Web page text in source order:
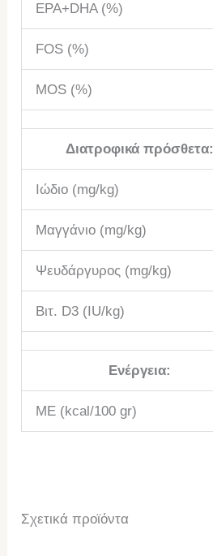
EPA+DHA (%)
FOS (%)
MOS (%)
Διατροφικά πρόσθετα:
Ιώδιο (mg/kg)
Μαγγάνιο (mg/kg)
Ψευδάργυρος (mg/kg)
Βιτ. D3 (IU/kg)
Ενέργεια:
ME (kcal/100 gr)
Σχετικά προϊόντα